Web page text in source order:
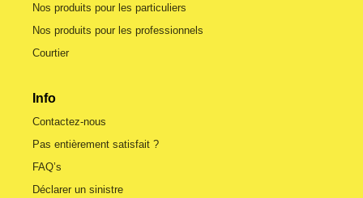
Nos produits pour les particuliers
Nos produits pour les professionnels
Courtier
Info
Contactez-nous
Pas entièrement satisfait ?
FAQ’s
Déclarer un sinistre